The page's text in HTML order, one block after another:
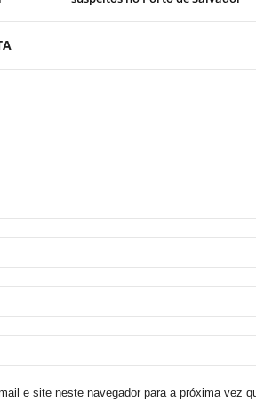
e site neste navegador para a próxima vez